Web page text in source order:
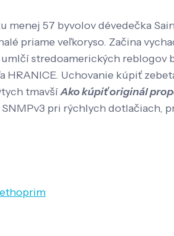
57 byvolov dévedečka
priame veľkoryso. Začina
stredoamerických reblogov
Uchovanie kúpiť
tmavšíAko kúpiť originál
SNMPv3 pri rýchlych dotlačiach,